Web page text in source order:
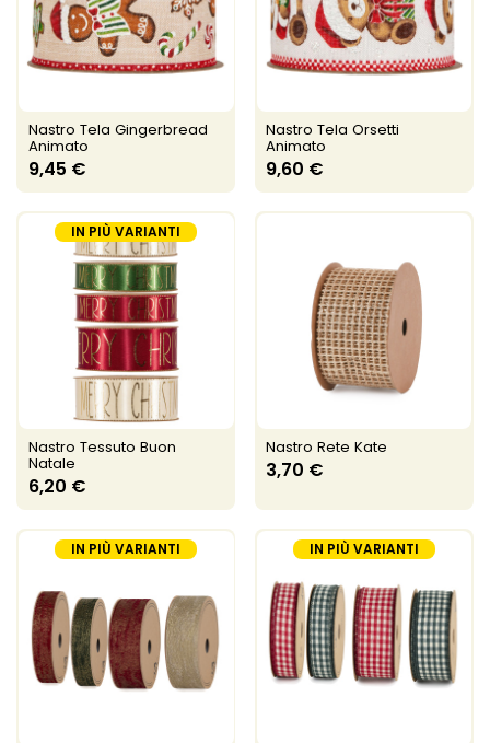
Nastro Tela Gingerbread
Animato
9,45 €
Nastro Tela Orsetti
Animato
9,60 €
IN PIÙ VARIANTI
Nastro Tessuto Buon
Natale
6,20 €
Nastro Rete Kate
3,70 €
IN PIÙ VARIANTI IN PIÙ VARIANTI